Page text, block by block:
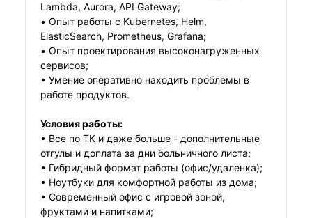
Lambda, Aurora, API Gateway;
• Опыт работы с Kubernetes, Helm,
ElasticSearch, Prometheus, Grafana;
• Опыт проектирования высоконагруженных
сервисов;
• Умение оперативно находить проблемы в
работе продуктов.
Условия работы:
• Все по ТК и даже больше - дополнительные
отгулы и доплата за дни больничного листа;
• Гибридный формат работы (офис/удаленка);
• Ноутбуки для комфортной работы из дома;
• Современный офис с игровой зоной,
фруктами и напитками;